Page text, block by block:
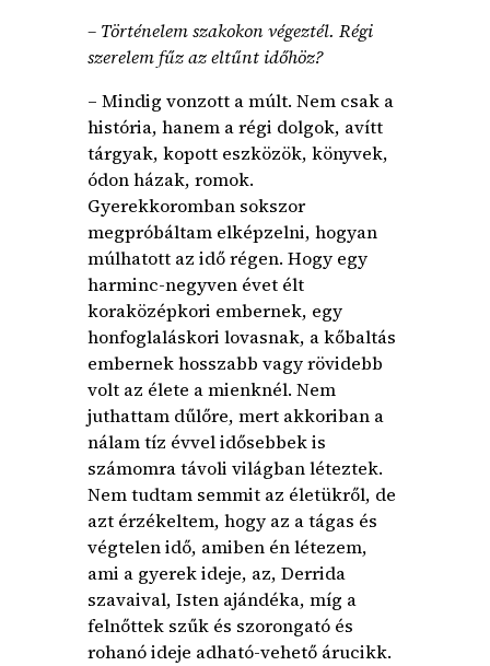
– Történelem szakokon végeztél. Régi
szerelem fűz az eltűnt időhöz?
– Mindig vonzott a múlt. Nem csak a
história, hanem a régi dolgok, avítt
tárgyak, kopott eszközök, könyvek,
ódon házak, romok.
Gyerekkoromban sokszor
megpróbáltam elképzelni, hogyan
múlhatott az idő régen. Hogy egy
harminc-negyven évet élt
koraközépkori embernek, egy
honfoglaláskori lovasnak, a kőbaltás
embernek hosszabb vagy rövidebb
volt az élete a mienknél. Nem
juthattam dűlőre, mert akkoriban a
nálam tíz évvel idősebbek is
számomra távoli világban léteztek.
Nem tudtam semmit az életükről, de
azt érzékeltem, hogy az a tágas és
végtelen idő, amiben én létezem,
ami a gyerek ideje, az, Derrida
szavaival, Isten ajándéka, míg a
felnőttek szűk és szorongató és
rohanó ideje adható-vehető árucikk.